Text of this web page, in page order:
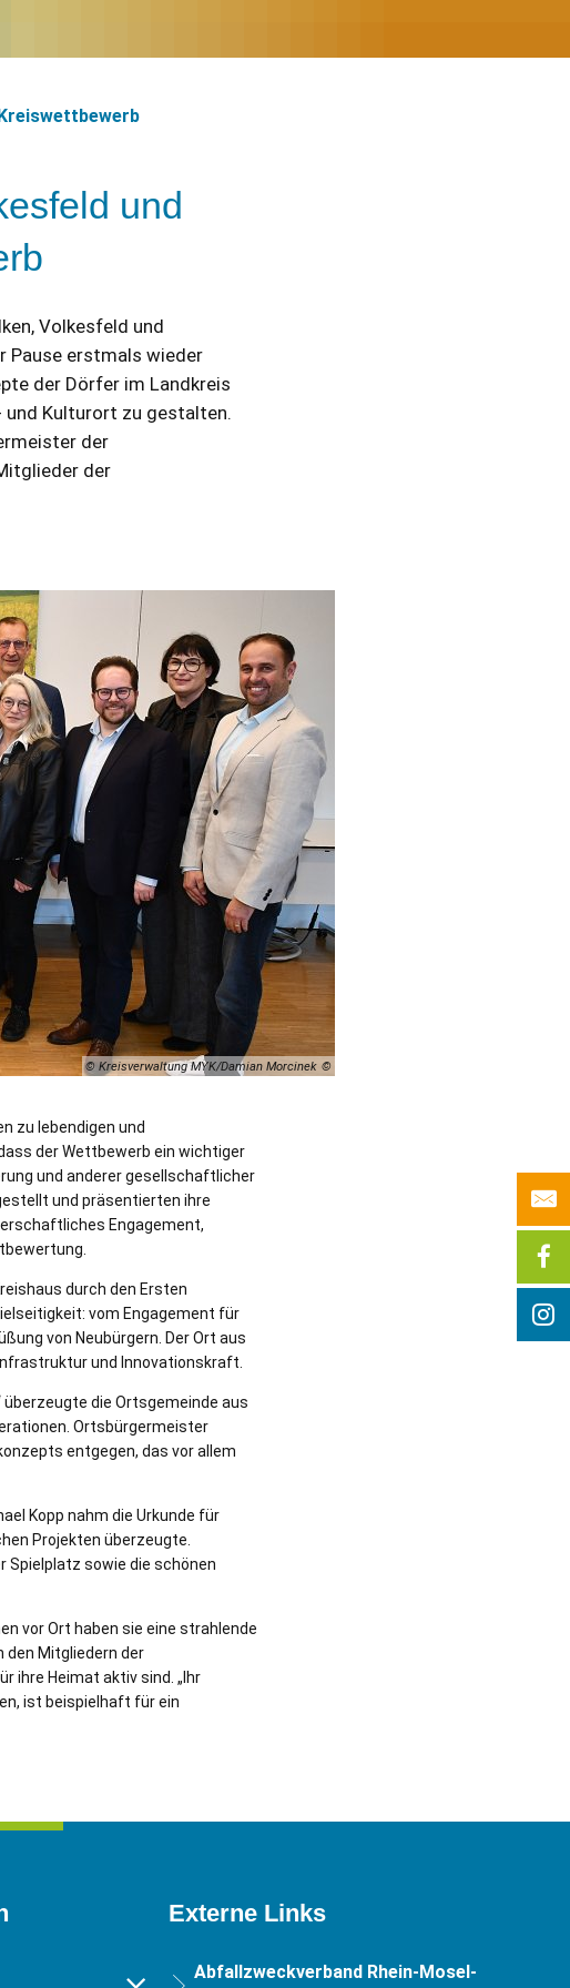
und
Volkesfeld und
Pause erstmals wieder
der Dörfer im Landkreis
und Kulturort zu gestalten.
der
der
© Kreisverwaltung MYK/Damian Morcinek
zu lebendigen und
der Wettbewerb ein wichtiger
und anderer gesellschaftlicher
und präsentierten ihre
Engagement,
durch den Ersten
vom Engagement für
von Neubürgern. Der Ort aus
und Innovationskraft.
die Ortsgemeinde aus
Ortsbürgermeister
entgegen, das vor allem
Kopp nahm die Urkunde für
Projekten überzeugte.
Spielplatz sowie die schönen
vor Ort haben sie eine strahlende
den Mitgliedern der
ihre Heimat aktiv sind. „Ihr
ist beispielhaft für ein
Externe Links
Abfallzweckverband Rhein-Mosel-